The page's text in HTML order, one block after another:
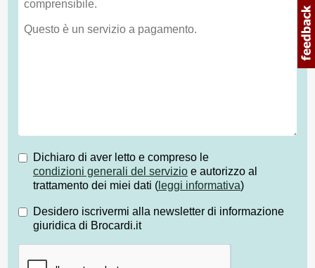
Dichiaro di aver letto e compreso le
condizioni generali del servizio e autorizzo al
trattamento dei miei dati ( leggi informativa)
Desidero iscrivermi alla newsletter di informazione
giuridica di Brocardi.it